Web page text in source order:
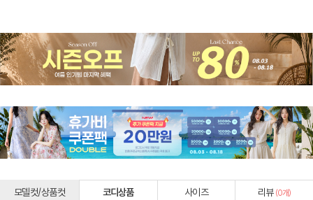
모델컷/상품컷 코디상품 사이즈 리뷰 (0개)